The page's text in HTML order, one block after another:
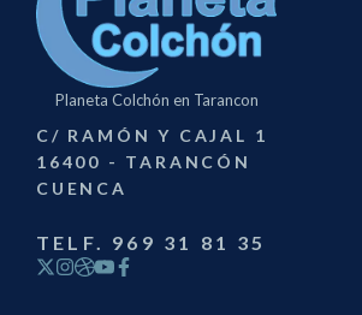
Planeta Colchón en Tarancon
C/ RAMÓN Y CAJAL 1
16400 - TARANCÓN
CUENCA
TELF. 969 31 81 35